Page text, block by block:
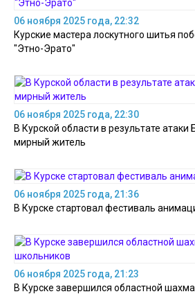
06 ноября 2025 года, 22:32
Курские мастера лоскутного шитья
"Этно-Эрато"
06 ноября 2025 года, 22:30
В Курской области в результате
мирный житель
06 ноября 2025 года, 21:36
В Курске стартовал фестиваль
06 ноября 2025 года, 21:23
В Курске завершился областной